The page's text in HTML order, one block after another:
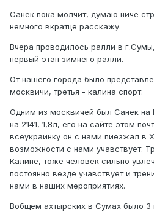
Санек пока молчит, думаю ниче
немного вкратце расскажу.
Вчера проводилось ралли в
первый этап зимнего ралли.
От нашего города было
москвичи, третья - калина спорт.
Одним из москвичей был Санек на
на 2141, 1,8л, его на сайте этом
всеукраинку он с нами пиезжал в
возможности с нами учавствует.
Калине, тоже человек сильно
постоянно везде учавствует и
нами в наших мероприятиях.
Вобщем ахтырских в Сумах было 3